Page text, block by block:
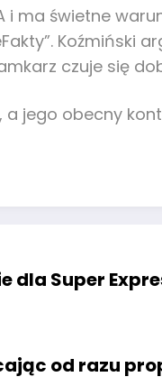
i ma świetne
Koźmiński
czuje się
a jego obecny
dla Super
od razu